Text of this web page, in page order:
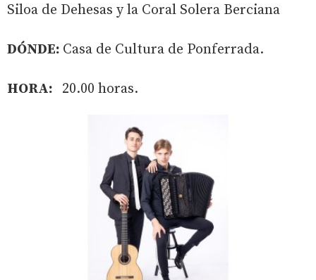
Siloa de Dehesas y la Coral Solera Berciana
DÓNDE: Casa de Cultura de Ponferrada.
HORA: 20.00 horas.